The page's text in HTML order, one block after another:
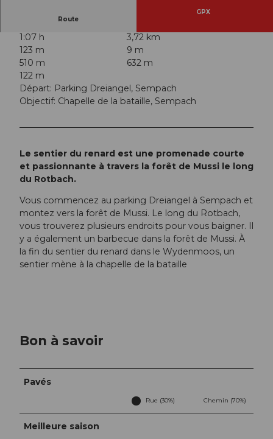
Route
GPX
1:07 h
3,72 km
123 m
9 m
510 m
632 m
122 m
Départ: Parking Dreiangel, Sempach
Objectif: Chapelle de la bataille, Sempach
Le sentier du renard est une promenade courte
et passionnante à travers la forêt de Mussi le long
du Rotbach.
Vous commencez au parking Dreiangel à Sempach et
montez vers la forêt de Mussi. Le long du Rotbach,
vous trouverez plusieurs endroits pour vous baigner. Il
y a également un barbecue dans la forêt de Mussi. À
la fin du sentier du renard dans le Wydenmoos, un
sentier mène à la chapelle de la bataille
Bon à savoir
Pavés
Rue (30%) Chemin (70%)
Meilleure saison